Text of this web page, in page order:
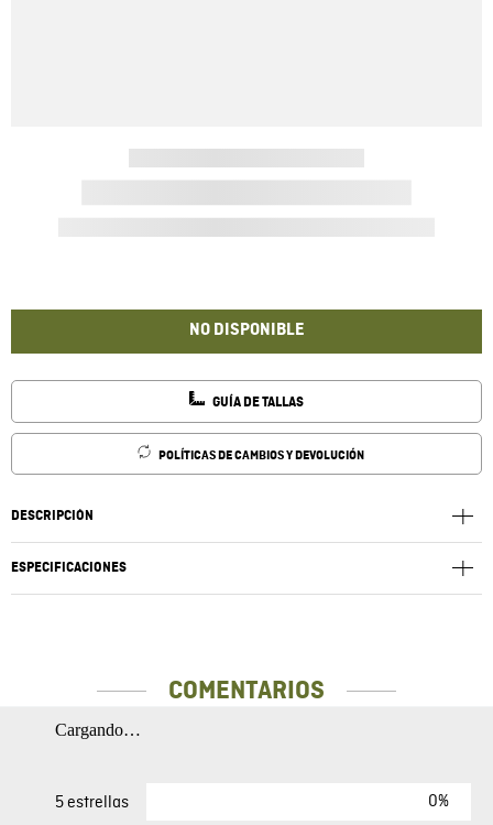
NO DISPONIBLE
GUÍA DE TALLAS
POLÍTICAS DE CAMBIOS Y DEVOLUCIÓN
DESCRIPCIÓN
ESPECIFICACIONES
COMENTARIOS
Cargando…
5 estrellas 0%